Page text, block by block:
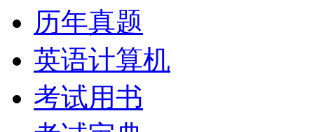
历年真题
英语计算机
考试用书